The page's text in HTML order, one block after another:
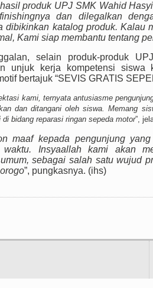
produk UPJ SMK Wahid
dan dilegalkan
dibikinkan katalog produk. Kalau
Kami siap membantu tentang
selain produk-produk
unjuk kerja kompetensi siswa
bertajuk “SEVIS GRATIS
kami, ternyata antusiasme
dan ditangani oleh siswa. Memang
bidang reparasi ringan sepeda motor”,
maaf kepada pengunjung
waktu. Insyaallah kami akan
sebagai salah satu wujud
”, pungkasnya. (ihs)